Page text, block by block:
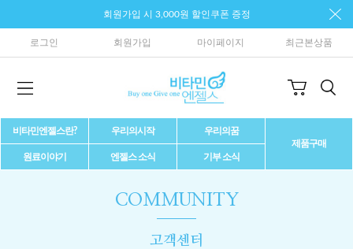
회원가입 시 3,000원 할인쿠폰 증정
로그인 회원가입 마이페이지 최근본상품
비타민엔젤스란? 우리의시작
우리의꿈
제품구매
원료이야기
엔젤스 소식 기부 소식
COMMUNITY
고객센터